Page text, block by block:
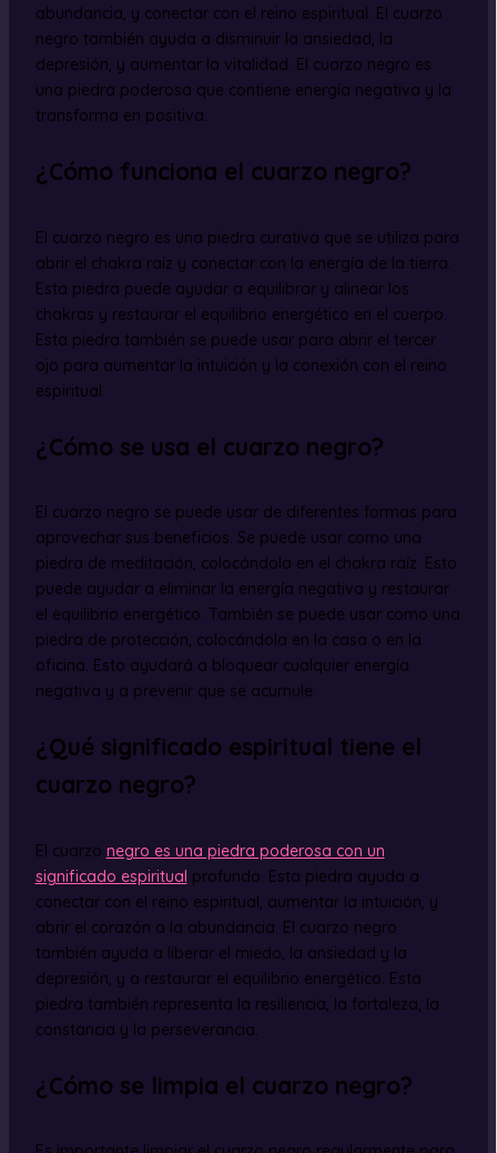
abundancia, y conectar con el reino espiritual. El cuarzo
negro también ayuda a disminuir la ansiedad, la
depresión, y aumentar la vitalidad. El cuarzo negro es
una piedra poderosa que contiene energía negativa y la
transforma en positiva.
¿Cómo funciona el cuarzo negro?
El cuarzo negro es una piedra curativa que se utiliza para
abrir el chakra raíz y conectar con la energía de la tierra.
Esta piedra puede ayudar a equilibrar y alinear los
chakras y restaurar el equilibrio energético en el cuerpo.
Esta piedra también se puede usar para abrir el tercer
ojo para aumentar la intuición y la conexión con el reino
espiritual.
¿Cómo se usa el cuarzo negro?
El cuarzo negro se puede usar de diferentes formas para
aprovechar sus beneficios. Se puede usar como una
piedra de meditación, colocándola en el chakra raíz. Esto
puede ayudar a eliminar la energía negativa y restaurar
el equilibrio energético. También se puede usar como una
piedra de protección, colocándola en la casa o en la
oficina. Esto ayudará a bloquear cualquier energía
negativa y a prevenir que se acumule.
¿Qué significado espiritual tiene el
cuarzo negro?
El cuarzo negro es una piedra poderosa con un
significado espiritual profundo. Esta piedra ayuda a
conectar con el reino espiritual, aumentar la intuición, y
abrir el corazón a la abundancia. El cuarzo negro
también ayuda a liberar el miedo, la ansiedad y la
depresión, y a restaurar el equilibrio energético. Esta
piedra también representa la resiliencia, la fortaleza, la
constancia y la perseverancia.
¿Cómo se limpia el cuarzo negro?